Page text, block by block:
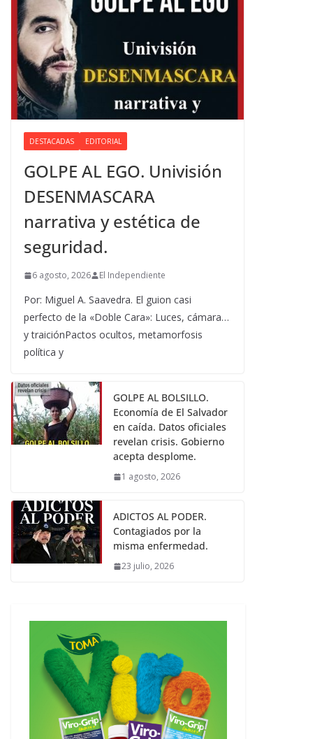
DESTACADAS EDITORIAL
GOLPE AL EGO. Univisión
DESENMASCARA
narrativa y estética de
seguridad.
6 agosto, 2026 El Independiente
Por: Miguel A. Saavedra. El guion casi
perfecto de la «Doble Cara»: Luces, cámara…
y traiciónPactos ocultos, metamorfosis
política y
GOLPE AL BOLSILLO.
Economía de El Salvador
en caída. Datos oficiales
revelan crisis. Gobierno
acepta desplome.
1 agosto, 2026
ADICTOS AL PODER.
Contagiados por la
misma enfermedad.
23 julio, 2026